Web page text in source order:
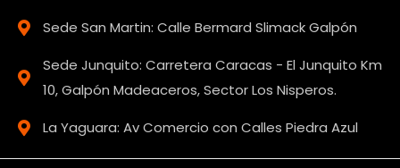
Sede San Martin: Calle Bermard Slimack Galpón
Sede Junquito: Carretera Caracas - El Junquito Km
10, Galpón Madeaceros, Sector Los Nisperos.
La Yaguara: Av Comercio con Calles Piedra Azul